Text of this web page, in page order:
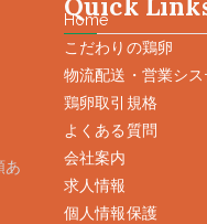
あ
Home
こだわりの鶏卵
物流配送・営業シス
鶏卵取引規格
よくある質問
会社案内
求人情報
個人情報保護